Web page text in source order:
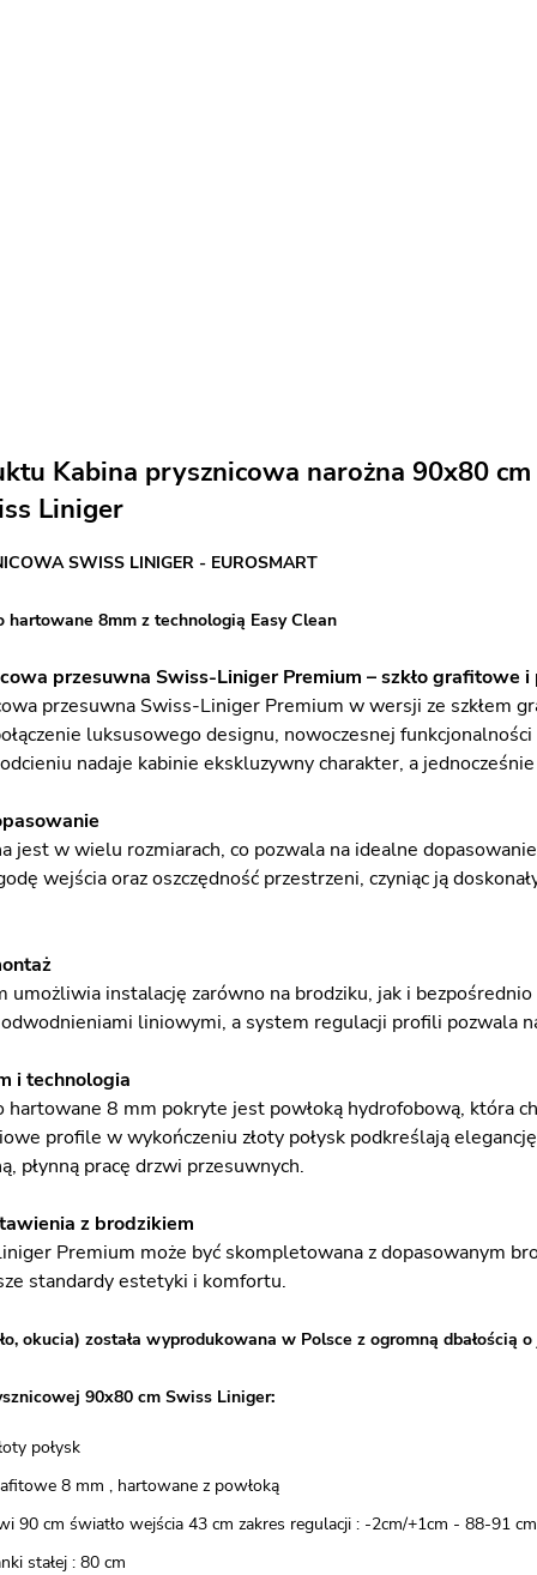
Kabina prysznicowa narożna 90x80
Liniger
SWISS LINIGER - EUROSMART
hartowane 8mm z technologią Easy Clean
przesuwna Swiss-Liniger Premium – szkło grafitowe i
przesuwna Swiss-Liniger Premium w wersji ze szkłem
luksusowego designu, nowoczesnej
nadaje kabinie ekskluzywny charakter, a
jest w wielu rozmiarach, co pozwala na idealne
wejścia oraz oszczędność przestrzeni, czyniąc ją
umożliwia instalację zarówno na brodziku, jak i
liniowymi, a system regulacji profili pozwala
i technologia
hartowane 8 mm pokryte jest powłoką hydrofobową, która
profile w wykończeniu złoty połysk podkreślają
płynną pracę drzwi przesuwnych.
z brodzikiem
Premium może być skompletowana z dopasowanym
standardy estetyki i komfortu.
okucia) została wyprodukowana w Polsce z ogromną
90x80 cm Swiss Liniger:
połysk
8 mm , hartowane z powłoką
90 cm światło wejścia 43 cm zakres regulacji : -2cm/+1cm - 88-91 cm
stałej : 80 cm